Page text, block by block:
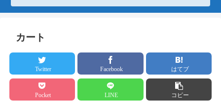
カート
Twitter Facebook はてブ
Pocket LINE コピー